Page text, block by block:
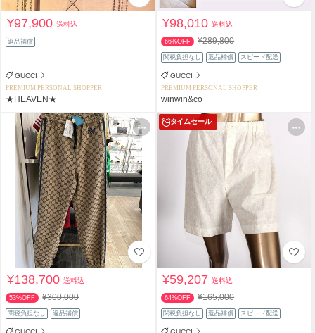
¥97,900送料込
返品補償
GUCCI
PREMIUM PERSONAL SHOPPER
★HEAVEN★
¥98,010送料込
66%OFF ¥289,800
関税負担なし 返品補償 スピード配送
GUCCI
PREMIUM PERSONAL SHOPPER
winwin&co
¥138,700送料込
53%OFF ¥300,000
関税負担なし 返品補償
タイムセール
¥59,207送料込
64%OFF ¥165,000
関税負担なし 返品補償 スピード配送